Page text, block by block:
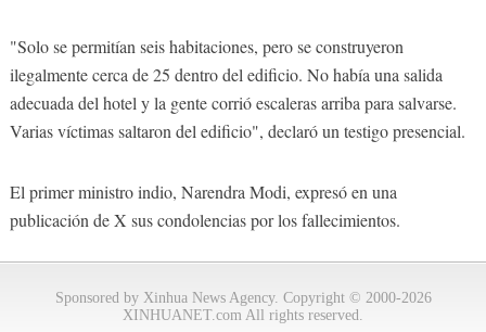
"Solo se permitían seis habitaciones, pero se construyeron
ilegalmente cerca de 25 dentro del edificio. No había una salida
adecuada del hotel y la gente corrió escaleras arriba para salvarse.
Varias víctimas saltaron del edificio", declaró un testigo presencial.
El primer ministro indio, Narendra Modi, expresó en una
publicación de X sus condolencias por los fallecimientos.
Sponsored by Xinhua News Agency. Copyright © 2000-2026
XINHUANET.com All rights reserved.